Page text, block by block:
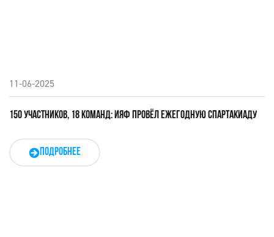
11-06-2025
150 УЧАСТНИКОВ, 18 КОМАНД: ИЯФ ПРОВЁЛ ЕЖЕГОДНУЮ СПАРТАКИАДУ
ПОДРОБНЕЕ